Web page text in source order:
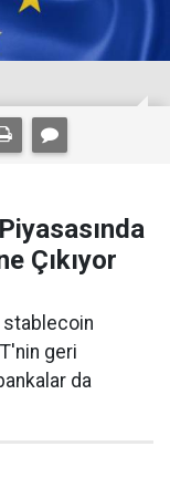
Çıkıyor
stablecoin
geri
da